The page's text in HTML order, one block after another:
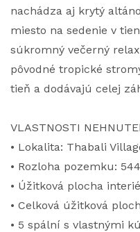
nachádza aj krytý
miesto na sedenie v
súkromný večerný
pôvodné tropické
tieň a dodávajú celej
VLASTNOSTI
• Lokalita: Thabali
• Rozloha pozemku:
• Úžitková plocha
• Celková úžitková
• 5 spální s vlastnými